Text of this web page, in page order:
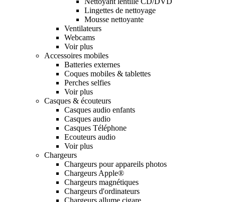
Lingettes de nettoyage
Mousse nettoyante
Ventilateurs
Webcams
Voir plus
Accessoires mobiles
Batteries externes
Coques mobiles & tablettes
Perches selfies
Voir plus
Casques & écouteurs
Casques audio enfants
Casques audio
Casques Téléphone
Ecouteurs audio
Voir plus
Chargeurs
Chargeurs pour appareils photos
Chargeurs Apple®
Chargeurs magnétiques
Chargeurs d'ordinateurs
Chargeurs allume cigare